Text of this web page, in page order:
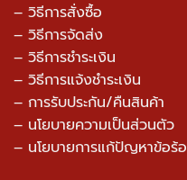
– วิธีการสั่งซื้อ
– วิธีการจัดส่ง
– วิธีการชำระเงิน
– วิธีการแจ้งชำระเงิน
– การรับประกัน/คืนสินค้า
– นโยบายความเป็นส่วนตัว
– นโยบายการแก้ปัญหาข้อร้